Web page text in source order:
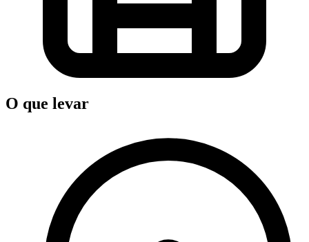
O que levar